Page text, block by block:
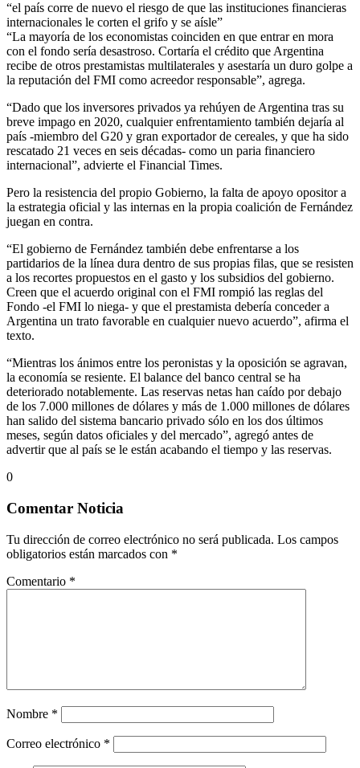
“el país corre de nuevo el riesgo de que las instituciones financieras
internacionales le corten el grifo y se aísle”
“La mayoría de los economistas coinciden en que entrar en mora
con el fondo sería desastroso. Cortaría el crédito que Argentina
recibe de otros prestamistas multilaterales y asestaría un duro golpe a
la reputación del FMI como acreedor responsable”, agrega.
“Dado que los inversores privados ya rehúyen de Argentina tras su
breve impago en 2020, cualquier enfrentamiento también dejaría al
país -miembro del G20 y gran exportador de cereales, y que ha sido
rescatado 21 veces en seis décadas- como un paria financiero
internacional”, advierte el Financial Times.
Pero la resistencia del propio Gobierno, la falta de apoyo opositor a
la estrategia oficial y las internas en la propia coalición de Fernández
juegan en contra.
“El gobierno de Fernández también debe enfrentarse a los
partidarios de la línea dura dentro de sus propias filas, que se resisten
a los recortes propuestos en el gasto y los subsidios del gobierno.
Creen que el acuerdo original con el FMI rompió las reglas del
Fondo -el FMI lo niega- y que el prestamista debería conceder a
Argentina un trato favorable en cualquier nuevo acuerdo”, afirma el
texto.
“Mientras los ánimos entre los peronistas y la oposición se agravan,
la economía se resiente. El balance del banco central se ha
deteriorado notablemente. Las reservas netas han caído por debajo
de los 7.000 millones de dólares y más de 1.000 millones de dólares
han salido del sistema bancario privado sólo en los dos últimos
meses, según datos oficiales y del mercado”, agregó antes de
advertir que al país se le están acabando el tiempo y las reservas.
0
Comentar Noticia
Tu dirección de correo electrónico no será publicada. Los campos
obligatorios están marcados con *
Comentario *
Nombre *
Correo electrónico *